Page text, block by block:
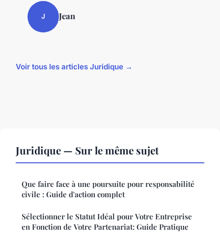
J Jean
Voir tous les articles Juridique →
Juridique — Sur le même sujet
Que faire face à une poursuite pour responsabilité
civile : Guide d'action complet
Sélectionner le Statut Idéal pour Votre Entreprise
en Fonction de Votre Partenariat: Guide Pratique